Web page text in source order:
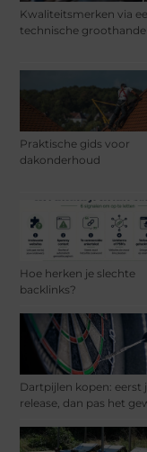
Kwaliteitsmerken via
technische groothandel
Praktische gids voor
dakonderhoud
Hoe herken je slechte
backlinks?
Dartpijlen kopen: eerst
release, dan pas het